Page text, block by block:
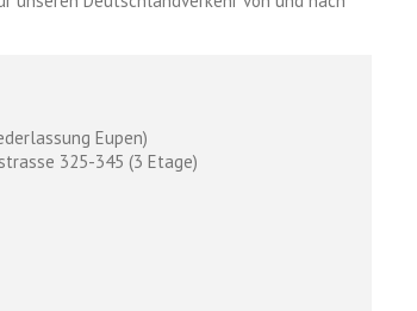
Eupen)
325-345 (3 Etage)